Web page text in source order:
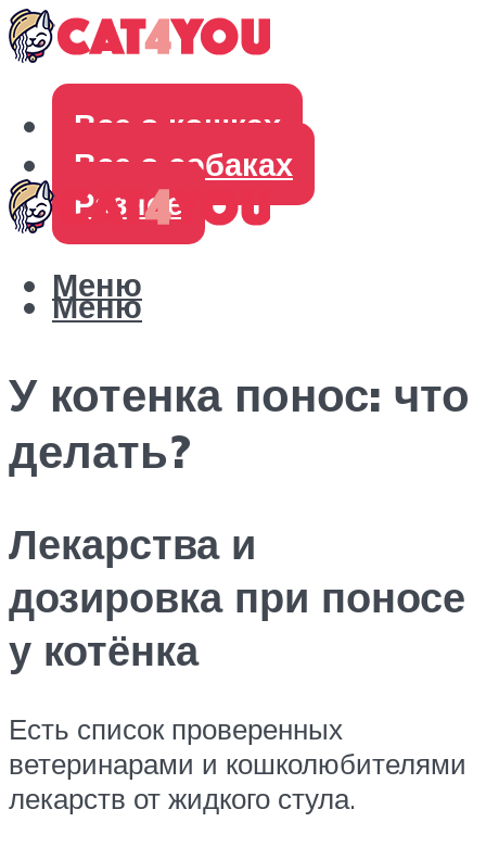
Все о кошках
Все о собаках
Разное
Меню
Меню
У котенка понос: что
делать?
Лекарства и
дозировка при поносе
у котёнка
Есть список проверенных
ветеринарами и кошколюбителями
лекарств от жидкого стула.